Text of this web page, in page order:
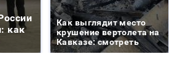
как
Как выглядит место
крушение вертолета на
Кавказе: смотреть